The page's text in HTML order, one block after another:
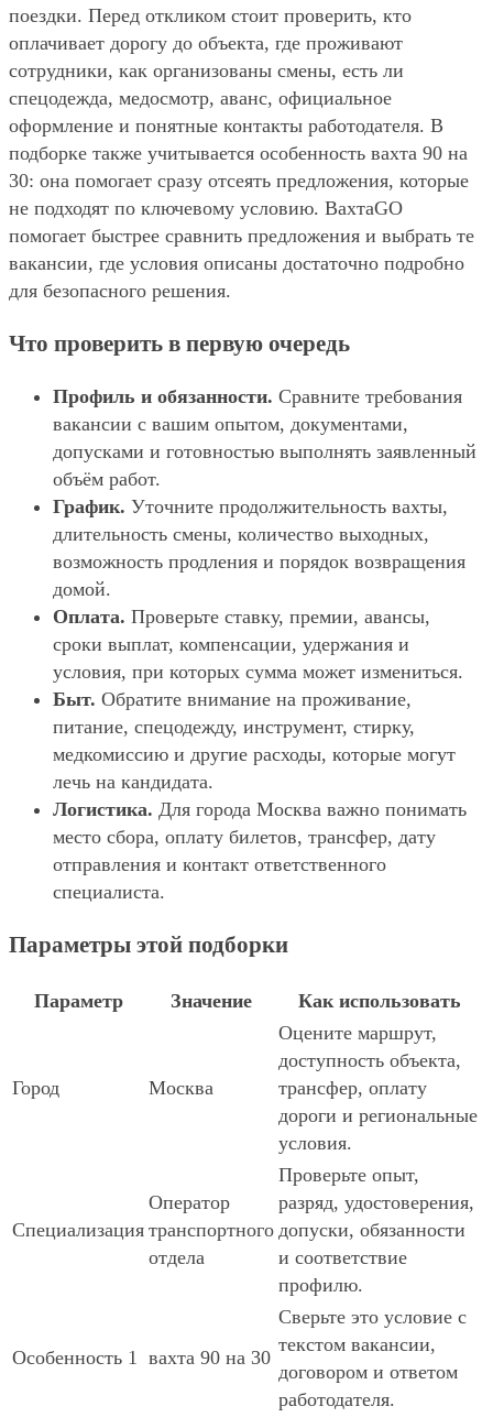
поездки. Перед откликом стоит проверить, кто
оплачивает дорогу до объекта, где проживают
сотрудники, как организованы смены, есть ли
спецодежда, медосмотр, аванс, официальное
оформление и понятные контакты работодателя. В
подборке также учитывается особенность вахта 90 на
30: она помогает сразу отсеять предложения, которые
не подходят по ключевому условию. ВахтаGO
помогает быстрее сравнить предложения и выбрать те
вакансии, где условия описаны достаточно подробно
для безопасного решения.
Что проверить в первую очередь
Профиль и обязанности. Сравните требования
вакансии с вашим опытом, документами,
допусками и готовностью выполнять заявленный
объём работ.
График. Уточните продолжительность вахты,
длительность смены, количество выходных,
возможность продления и порядок возвращения
домой.
Оплата. Проверьте ставку, премии, авансы,
сроки выплат, компенсации, удержания и
условия, при которых сумма может измениться.
Быт. Обратите внимание на проживание,
питание, спецодежду, инструмент, стирку,
медкомиссию и другие расходы, которые могут
лечь на кандидата.
Логистика. Для города Москва важно понимать
место сбора, оплату билетов, трансфер, дату
отправления и контакт ответственного
специалиста.
Параметры этой подборки
Параметр Значение Как использовать
Город Москва
Оцените маршрут,
доступность объекта,
трансфер, оплату
дороги и региональные
условия.
Специализация
Оператор
транспортного
отдела
Проверьте опыт,
разряд, удостоверения,
допуски, обязанности
и соответствие
профилю.
Особенность 1 вахта 90 на 30
Сверьте это условие с
текстом вакансии,
договором и ответом
работодателя.